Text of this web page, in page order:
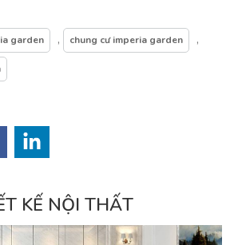
garden , chung cư imperia garden ,
KẾ NỘI THẤT